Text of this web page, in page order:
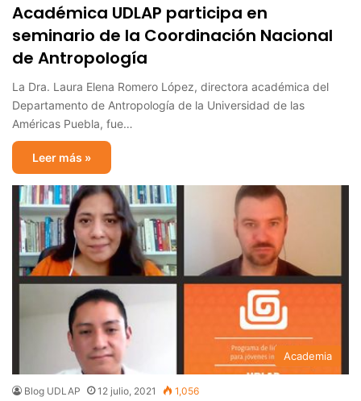
Académica UDLAP participa en
seminario de la Coordinación Nacional
de Antropología
La Dra. Laura Elena Romero López, directora académica del
Departamento de Antropología de la Universidad de las
Américas Puebla, fue…
Leer más »
Academia
Blog UDLAP 12 julio, 2021 1,056